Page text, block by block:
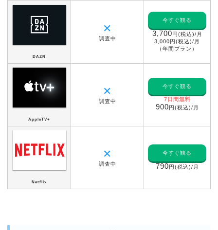
DAZN
✕
調査中
今すぐ観る
3,700円(税込)/月
3,000円(税込)/月
（年間プラン）
AppleTV+
✕
調査中
今すぐ観る
7日間無料
900円(税込)/月
Netflix
✕
調査中
今すぐ観る
790円(税込)/月